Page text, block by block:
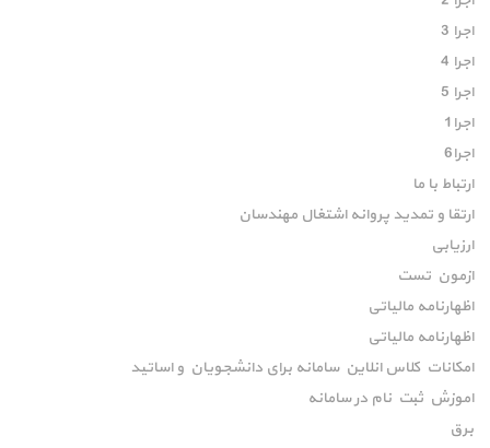
اجرا 3
اجرا 4
اجرا 5
اجرا1
اجرا6
ارتباط با ما
ارتقا و تمدید پروانه اشتغال مهندسان
ارزیابی
ازمون تست
اظهارنامه مالیاتی
اظهارنامه مالیاتی
امکانات کلاس انلاین سامانه برای دانشجویان و اساتید
اموزش ثبت نام در سامانه
برق